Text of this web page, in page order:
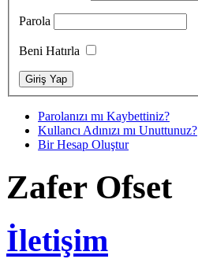
Parola
Beni Hatırla
Parolanızı mı Kaybettiniz?
Kullancı Adınızı mı Unuttunuz?
Bir Hesap Oluştur
Zafer Ofset
İletişim